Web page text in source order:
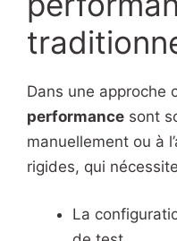
Dans une approche
performance sont
manuellement ou à
rigides, qui
La